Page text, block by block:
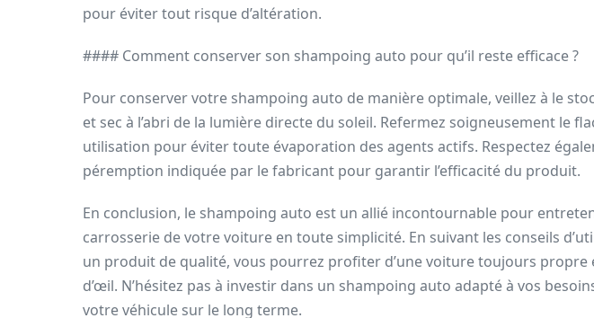
pour éviter tout risque d’altération.
#### Comment conserver son shampoing auto pour qu’il reste efficace ?
Pour conserver votre shampoing auto de manière optimale, veillez à le
et sec à l’abri de la lumière directe du soleil. Refermez soigneusement le
utilisation pour éviter toute évaporation des agents actifs. Respectez
péremption indiquée par le fabricant pour garantir l’efficacité du produit.
En conclusion, le shampoing auto est un allié incontournable pour
carrosserie de votre voiture en toute simplicité. En suivant les conseils
un produit de qualité, vous pourrez profiter d’une voiture toujours propre
d’œil. N’hésitez pas à investir dans un shampoing auto adapté à vos
votre véhicule sur le long terme.